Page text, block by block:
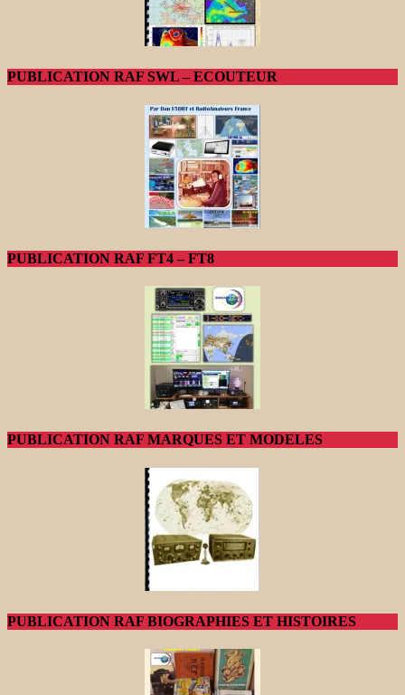
PUBLICATION RAF SWL – ECOUTEUR
PUBLICATION RAF FT4 – FT8
PUBLICATION RAF MARQUES ET MODELES
PUBLICATION RAF BIOGRAPHIES ET HISTOIRES